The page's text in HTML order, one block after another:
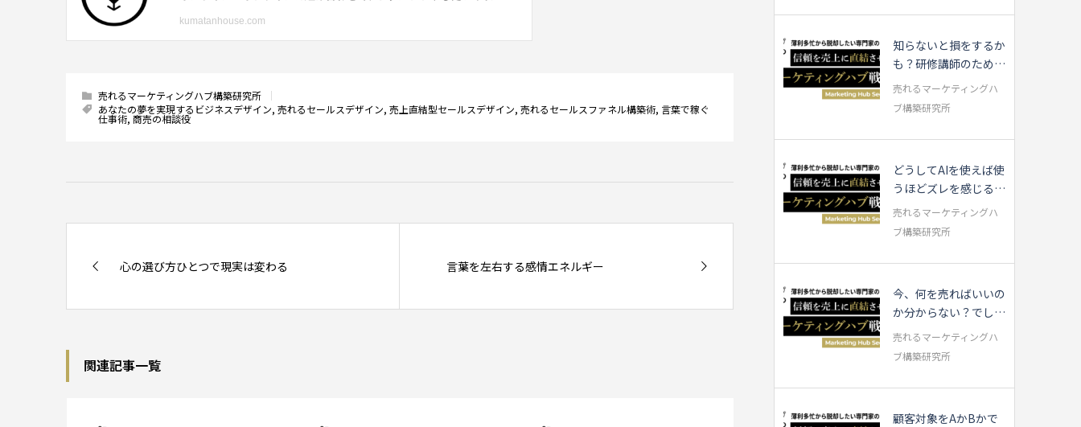
売れるマーケティングハブ構築研究所
あなたの夢を実現するビジネスデザイン, 売れるセールスデザイン, 売上直結型セールスデザイン, 売れるセールスファネル構築術, 言葉で稼ぐ
仕事術, 商売の相談役
心の選び方ひとつで現実は変わる 言葉を左右する感情エネルギー
関連記事一覧
知らないと損をするか
も？研修講師のための
AI活用3つのTips
売れるマーケティングハ
ブ構築研究所
どうしてAIを使えば使
うほどズレを感じるの
か？
売れるマーケティングハ
ブ構築研究所
今、何を売ればいいの
か分からない？でした
ら…
売れるマーケティングハ
ブ構築研究所
顧客対象をAかBかで